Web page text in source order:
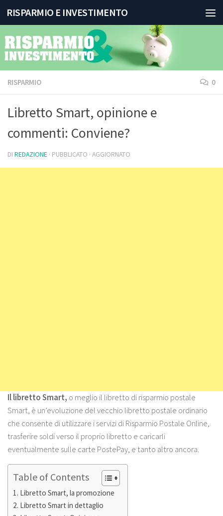
Salta al contenuto
RISPARMIO E INVESTIMENTO
RISPARMIO 0
Libretto Smart, opinione e
commenti: Conviene?
DI REDAZIONE · PUBBLICATO · AGGIORNATO
Il libretto Smart, o meglio il libretto di risparmio postale
Smart, è un’evoluzione del vecchio libretto postale ordinario
che consente di utilizzare i servizi di Risparmio Postale Online,
trasferire soldi verso il proprio libretto e caricarli
eventualmente sulle carte PostePay, e tanto altro ancora.
Table of Contents
Libretto Smart, la promozione
Libretto Smart in dettaglio